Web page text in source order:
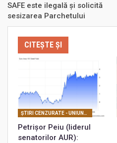
SAFE este ilegală și solicită
sesizarea Parchetului
CITEȘTE ȘI
ŞTIRI CENZURATE - UNIUNEA EUROPEANĂ
Petrișor Peiu (liderul
senatorilor AUR):